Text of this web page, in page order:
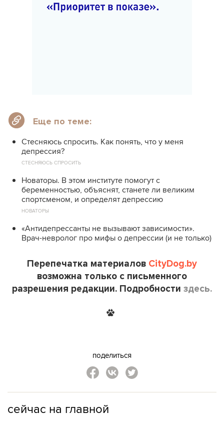
Еще по теме:
Стесняюсь спросить. Как понять, что у меня
депрессия?
СТЕСНЯЮСЬ СПРОСИТЬ
Новаторы. В этом институте помогут с
беременностью, объяснят, станете ли великим
спортсменом, и определят депрессию
НОВАТОРЫ
«Антидепрессанты не вызывают зависимости».
Врач-невролог про мифы о депрессии (и не только)
Перепечатка материалов CityDog.by
возможна только с письменного
разрешения редакции. Подробности здесь.
поделиться
сейчас на главной